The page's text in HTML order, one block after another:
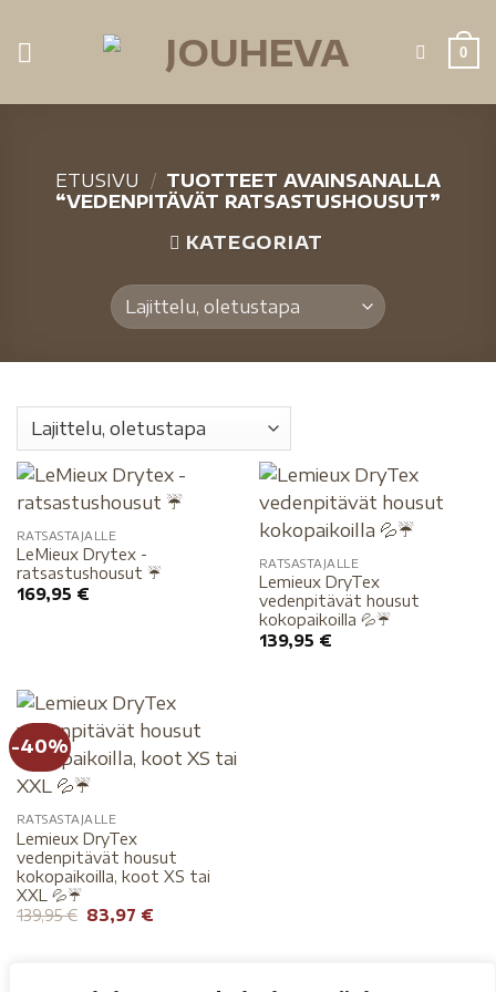
0
ETUSIVU / TUOTTEET AVAINSANALLA
“VEDENPITÄVÄT RATSASTUSHOUSUT”
KATEGORIAT
RATSASTAJALLE
LeMieux Drytex -
ratsastushousut ☔️
169,95 €
RATSASTAJALLE
Lemieux DryTex
vedenpitävät housut
kokopaikoilla 💦☔️
139,95 €
-40%
RATSASTAJALLE
Lemieux DryTex
vedenpitävät housut
kokopaikoilla, koot XS tai
XXL 💦☔️
139,95€ 83,97 €